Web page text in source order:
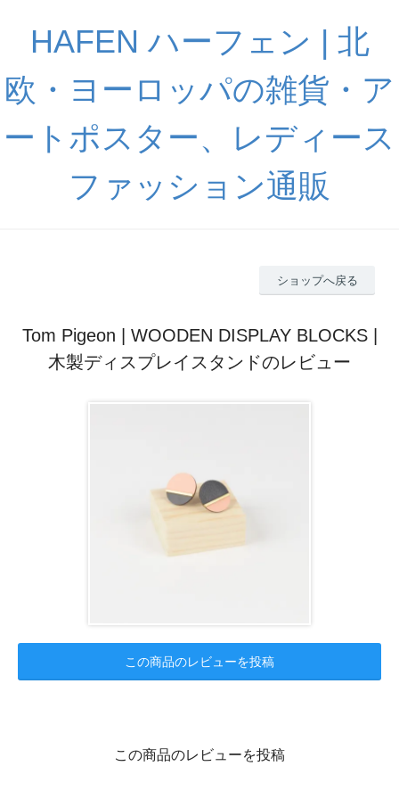
HAFEN ハーフェン | 北
欧・ヨーロッパの雑貨・ア
ートポスター、レディース
ファッション通販
ショップへ戻る
Tom Pigeon | WOODEN DISPLAY BLOCKS |
木製ディスプレイスタンドのレビュー
この商品のレビューを投稿
この商品のレビューを投稿